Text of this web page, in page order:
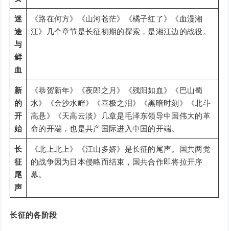
迷
途
与
鲜
血
《路在何方》《山河苍茫》《橘子红了》《血漫湘
江》几个章节是长征初期的探索，是湘江边的战役。
新
的
开
始
《恭贺新年》《夜郎之月》《残阳如血》《巴山蜀
水》《金沙水畔》《喜极之泪》《黑暗时刻》《北斗
高悬》《天高云淡》几章是毛泽东领导中国伟大的革
命的开端，也是共产国际进入中国的开端。
长
征
尾
声
《北上北上》《江山多娇》是长征的尾声。国共两党
的战争因为日本侵略而结束，国共合作即将拉开序
幕。
长征的各阶段